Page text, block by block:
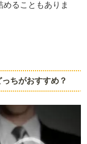
ることもありま
ちがおすすめ？